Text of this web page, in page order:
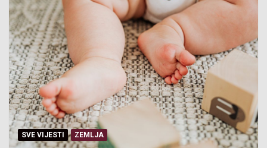
SVE VIJESTI ZEMLJA